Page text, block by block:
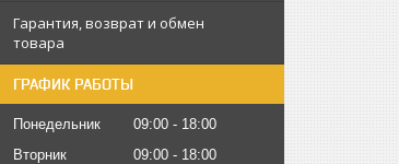
Гарантия, возврат и обмен
товара
ГРАФИК РАБОТЫ
Понедельник 09:00
18:00
Вторник
09:00
18:00